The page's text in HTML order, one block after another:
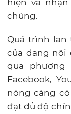
hiện và
chúng.
Quá trình lan
của dạng nội
qua
Facebook,
nóng càng
đạt đủ độ